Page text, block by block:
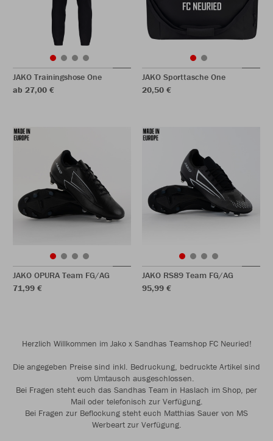
JAKO Trainingshose One
ab 27,00 €
JAKO Sporttasche One
20,50 €
JAKO OPURA Team FG/AG
71,99 €
JAKO RS89 Team FG/AG
95,99 €
Herzlich Willkommen im Jako x Sandhas Teamshop FC Neuried!
Die angegeben Preise sind inkl. Bedruckung, bedruckte Artikel sind
vom Umtausch ausgeschlossen.
Bei Fragen steht euch das Sandhas Team in Haslach im Shop, per
Mail oder telefonisch zur Verfügung.
Bei Fragen zur Beflockung steht euch Matthias Sauer von MS
Werbeart zur Verfügung.